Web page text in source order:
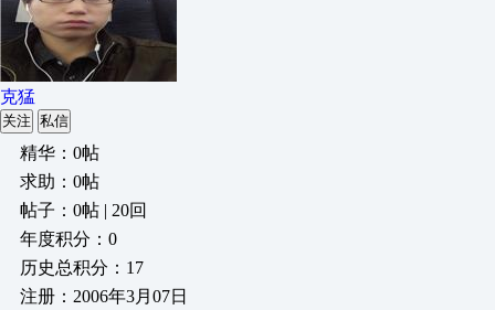
克猛
关注 私信
精华：0帖
求助：0帖
帖子：0帖 | 20回
年度积分：0
历史总积分：17
注册：2006年3月07日